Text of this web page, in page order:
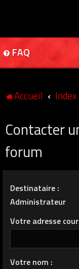
FAQ
Accueil
Contacter
forum
Destinataire :
Administrateur
Votre adresse
Votre nom :